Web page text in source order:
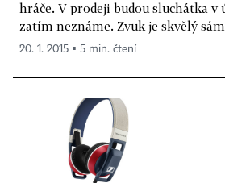
hráče. V prodeji budou sluchátka
zatím neznáme. Zvuk je skvělý
20. 1. 2015 ▪ 5 min. čtení